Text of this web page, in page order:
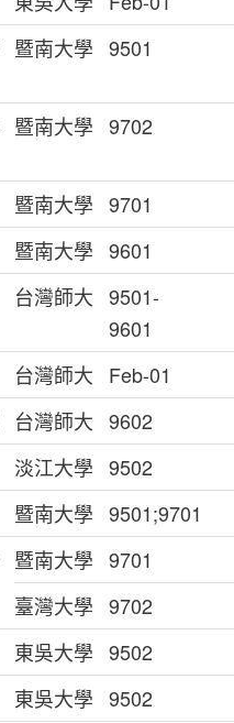
暨南大學 9501
暨南大學 9702
暨南大學 9701
暨南大學 9601
台灣師大 9501-
9601
台灣師大
Feb-01
台灣師大 9602
淡江大學 9502
暨南大學 9501;9701
暨南大學 9701
臺灣大學 9702
東吳大學 9502
東吳大學 9502